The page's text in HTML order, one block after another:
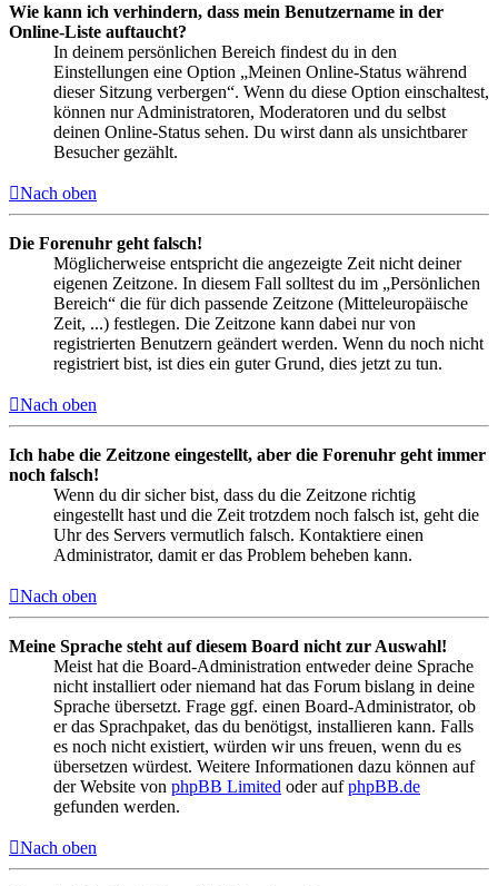
Wie kann ich verhindern, dass mein Benutzername in der
Online-Liste auftaucht?
In deinem persönlichen Bereich findest du in den
Einstellungen eine Option „Meinen Online-Status während
dieser Sitzung verbergen“. Wenn du diese Option einschaltest,
können nur Administratoren, Moderatoren und du selbst
deinen Online-Status sehen. Du wirst dann als unsichtbarer
Besucher gezählt.
Nach oben
Die Forenuhr geht falsch!
Möglicherweise entspricht die angezeigte Zeit nicht deiner
eigenen Zeitzone. In diesem Fall solltest du im „Persönlichen
Bereich“ die für dich passende Zeitzone (Mitteleuropäische
Zeit, ...) festlegen. Die Zeitzone kann dabei nur von
registrierten Benutzern geändert werden. Wenn du noch nicht
registriert bist, ist dies ein guter Grund, dies jetzt zu tun.
Nach oben
Ich habe die Zeitzone eingestellt, aber die Forenuhr geht immer
noch falsch!
Wenn du dir sicher bist, dass du die Zeitzone richtig
eingestellt hast und die Zeit trotzdem noch falsch ist, geht die
Uhr des Servers vermutlich falsch. Kontaktiere einen
Administrator, damit er das Problem beheben kann.
Nach oben
Meine Sprache steht auf diesem Board nicht zur Auswahl!
Meist hat die Board-Administration entweder deine Sprache
nicht installiert oder niemand hat das Forum bislang in deine
Sprache übersetzt. Frage ggf. einen Board-Administrator, ob
er das Sprachpaket, das du benötigst, installieren kann. Falls
es noch nicht existiert, würden wir uns freuen, wenn du es
übersetzen würdest. Weitere Informationen dazu können auf
der Website von phpBB Limited oder aufphpBB.de
gefunden werden.
Nach oben